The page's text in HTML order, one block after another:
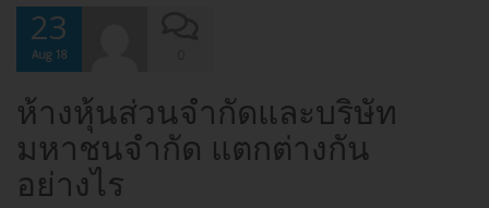
23
Aug 18
ห้างหุ้นส่วนจำกัดและบริษัท
มหาชนจำกัด แตกต่างกัน
อย่างไร